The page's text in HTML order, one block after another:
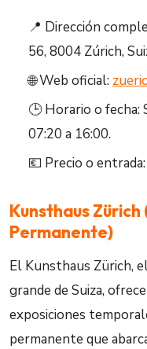
📍 Dirección
56, 8004 Zúrich,
🌐 Web oficial:
🕒 Horario o fecha:
07:20 a 16:00.
💶 Precio o
Kunsthaus
Permanente)
El Kunsthaus Zürich,
grande de Suiza,
exposiciones
permanente que